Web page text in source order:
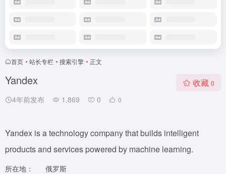
首页 • 站长专栏 • 搜索引擎 • 正文
Yandex
4年前发布 1,869 0 0
收藏 0
Yandex is a technology company that builds intelligent
products and services powered by machine learning.
所在地：
俄罗斯